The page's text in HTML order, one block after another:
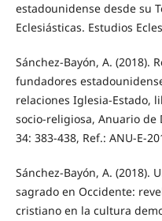
estadounidense desde su
Eclesiásticas. Estudios
Sánchez-Bayón, A. (2018).
fundadores
relaciones Iglesia-Estado,
socio-religiosa, Anuario de
34: 383-438, Ref.: ANU-E-
Sánchez-Bayón, A. (2018).
sagrado en Occidente:
cristiano en la cultura